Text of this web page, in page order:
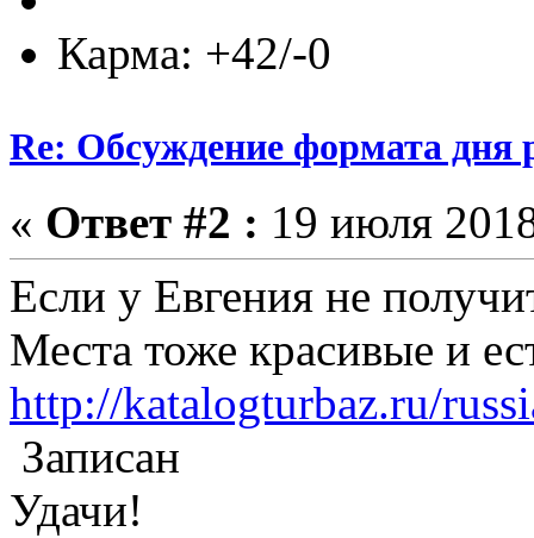
Карма: +42/-0
Re: Обсуждение формата дня
« Ответ #2 : 19 июля
Если у Евгения не
Места тоже красивые и
http://katalogturbaz.ru/
Записан
Удачи!